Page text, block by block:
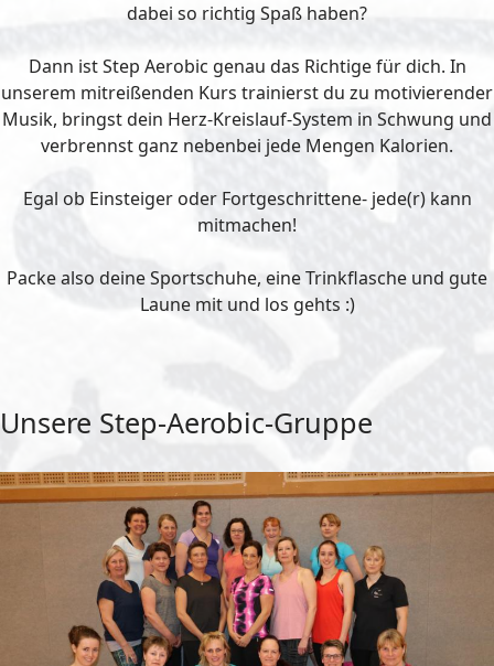
dabei so richtig Spaß haben?
Dann ist Step Aerobic genau das Richtige für dich. In
unserem mitreißenden Kurs trainierst du zu motivierender
Musik, bringst dein Herz-Kreislauf-System in Schwung und
verbrennst ganz nebenbei jede Mengen Kalorien.
Egal ob Einsteiger oder Fortgeschrittene- jede(r) kann
mitmachen!
Packe also deine Sportschuhe, eine Trinkflasche und gute
Laune mit und los gehts :)
Unsere Step-Aerobic-Gruppe